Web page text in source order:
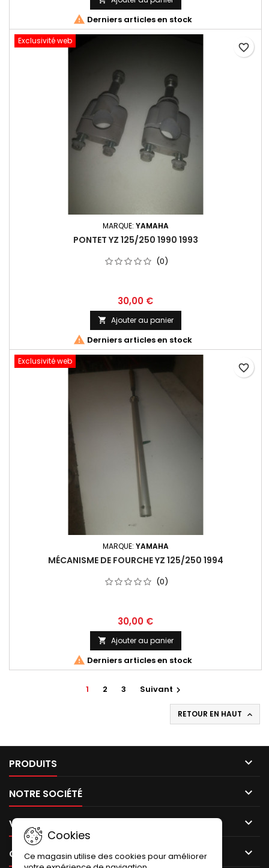
 Derniers articles en stock
Exclusivité web
MARQUE: YAMAHA
PONTET YZ 125/250 1990 1993
(0)
30,00 €
 Ajouter au panier
 Derniers articles en stock
favorite_border
Exclusivité web
MARQUE: YAMAHA
MÉCANISME DE FOURCHE YZ 125/250 1994
(0)
30,00 €
 Ajouter au panier
 Derniers articles en stock
favorite_border
1 2 3 Suivant 
RETOUR EN HAUT 
PRODUITS 
NOTRE SOCIÉTÉ 
VOTRE COMPTE 
CONTACT 
Cookies
Ce magasin utilise des cookies pour améliorer